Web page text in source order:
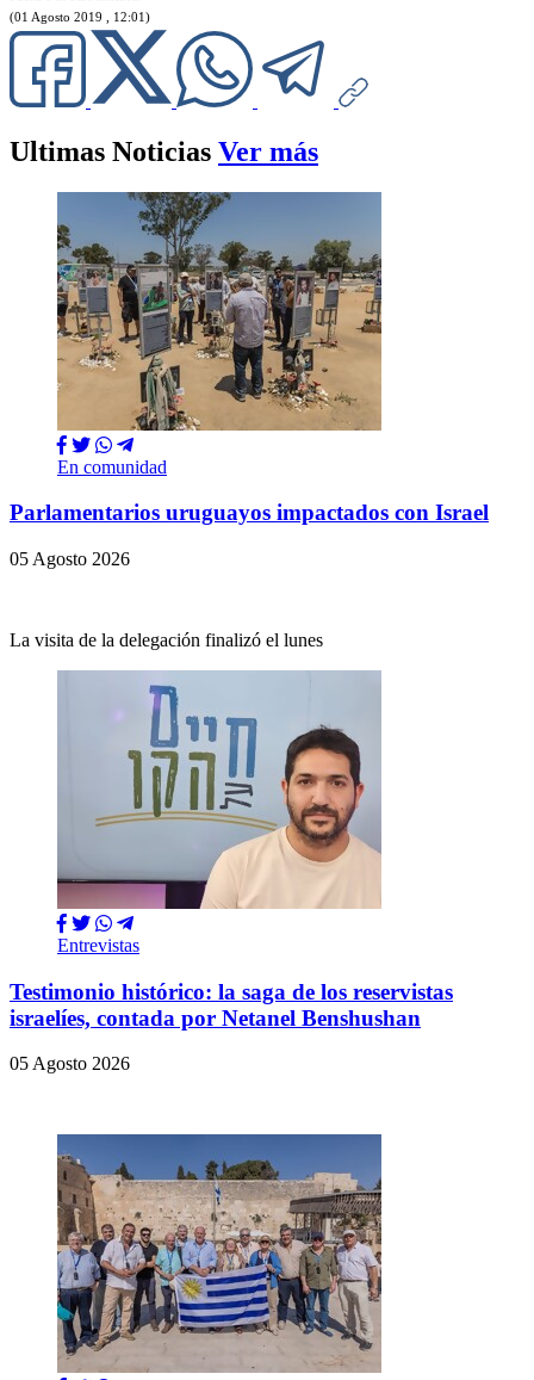
(01 Agosto 2019 , 12:01)
Ultimas Noticias Ver más
En comunidad
Parlamentarios uruguayos impactados con Israel
05 Agosto 2026
La visita de la delegación finalizó el lunes
Entrevistas
Testimonio histórico: la saga de los reservistas
israelíes, contada por Netanel Benshushan
05 Agosto 2026